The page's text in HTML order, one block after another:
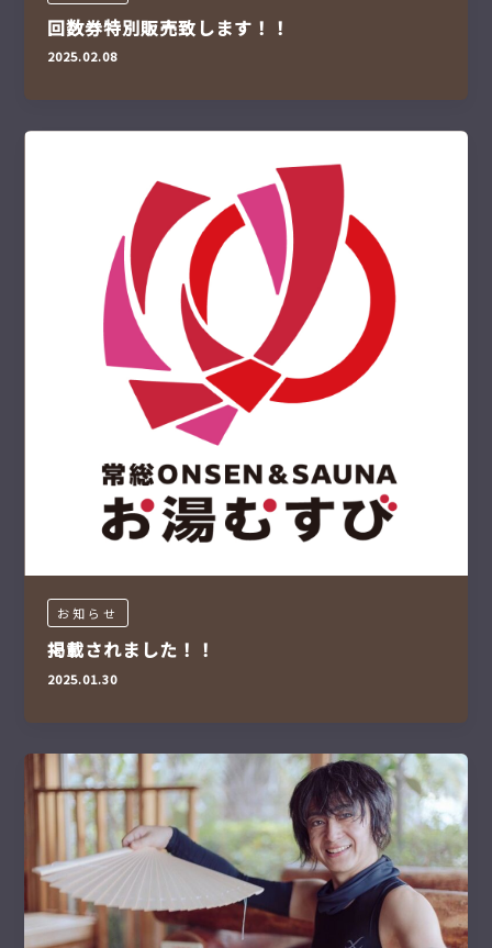
回数券特別販売致します！！
2025.02.08
お知らせ
掲載されました！！
2025.01.30